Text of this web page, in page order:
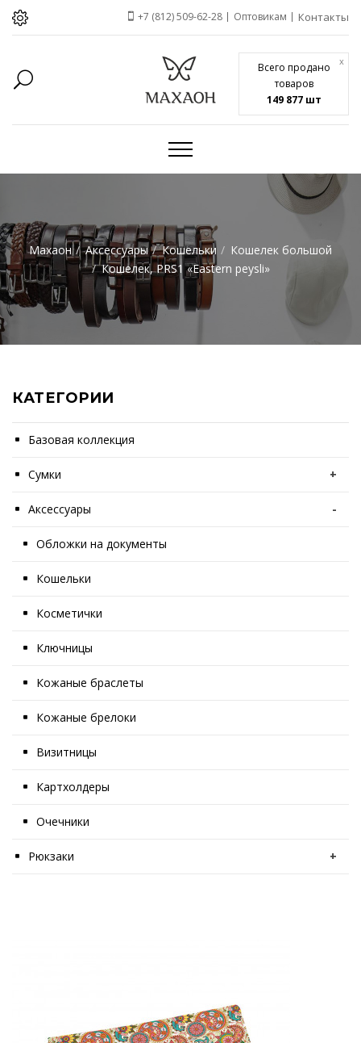
Всего продано
товаров
149 877 шт
x
+7 (812) 509-62-28 Оптовикам Контакты
Махаон Аксессуары Кошельки
Кошелек большой
Кошелек, PRS1 «Eastern peysli»
КАТЕГОРИИ
Базовая коллекция
Сумки +
Аксессуары -
Обложки на документы
Кошельки
Косметички
Ключницы
Кожаные браслеты
Кожаные брелоки
Визитницы
Картхолдеры
Очечники
Рюкзаки +